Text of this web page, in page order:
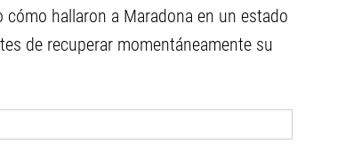
hallaron a Maradona en un estado
de recuperar momentáneamente su